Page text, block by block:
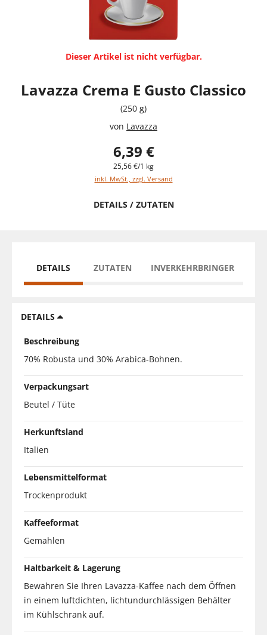
Dieser Artikel ist nicht verfügbar.
Lavazza Crema E Gusto Classico
(250 g)
von Lavazza
6,39 €
25,56 €/1 kg
inkl. MwSt., zzgl. Versand
DETAILS / ZUTATEN
DETAILS ZUTATEN INVERKEHRBRINGER
DETAILS
Beschreibung
70% Robusta und 30% Arabica-Bohnen.
Verpackungsart
Beutel / Tüte
Herkunftsland
Italien
Lebensmittelformat
Trockenprodukt
Kaffeeformat
Gemahlen
Haltbarkeit & Lagerung
Bewahren Sie Ihren Lavazza-Kaffee nach dem Öffnen
in einem luftdichten, lichtundurchlässigen Behälter
im Kühlschrank auf.